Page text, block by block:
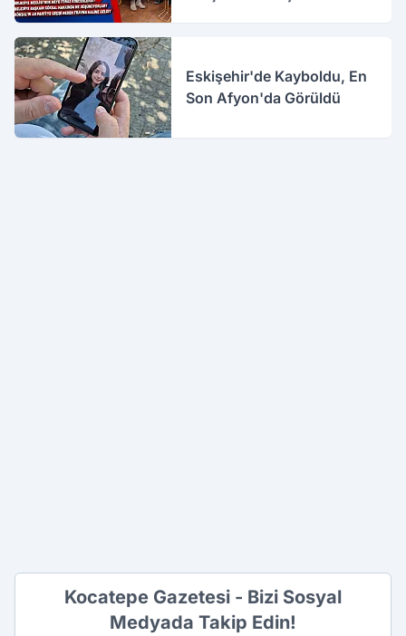
Eskişehir'de Kayboldu, En
Son Afyon'da Görüldü
Kocatepe Gazetesi - Bizi Sosyal
Medyada Takip Edin!